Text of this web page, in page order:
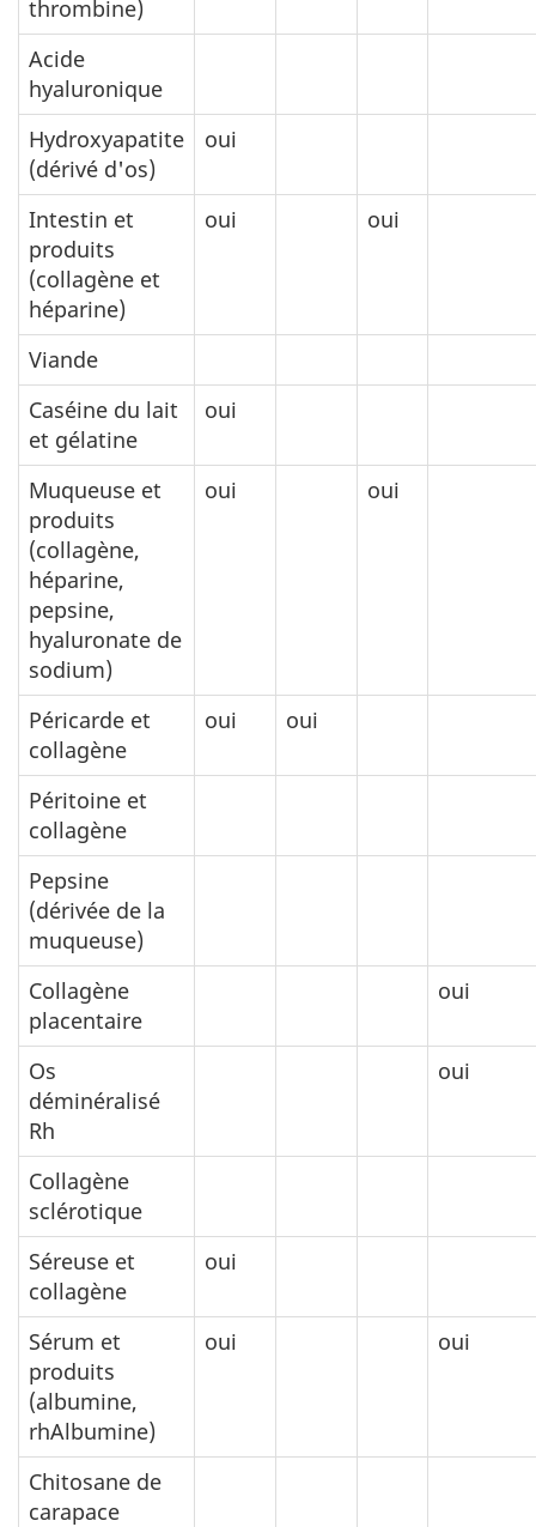
thrombine)
Acide
hyaluronique
Hydroxyapatite
(dérivé d'os)
oui
Intestin et
produits
(collagène et
héparine)
oui oui
Viande
Caséine du lait
et gélatine
oui
Muqueuse et
produits
(collagène,
héparine,
pepsine,
hyaluronate de
sodium)
oui oui
Péricarde et
collagène
oui oui
Péritoine et
collagène
Pepsine
(dérivée de la
muqueuse)
Collagène
placentaire
oui
Os
déminéralisé
Rh
oui
Collagène
sclérotique
Séreuse et
collagène
oui
Sérum et
produits
(albumine,
rhAlbumine)
oui oui
Chitosane de
carapace